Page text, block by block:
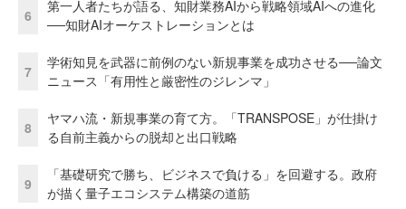
6
第一人者たちが語る、知財業務AIから戦略領域AIへの進化
──知財AIオーケストレーションとは
7
学術知見を武器に前例のない新規事業を成功させる──論文
ニュース「有用性と厳密性のジレンマ」
8
ヤマハ流・新規事業の育て方。「TRANSPOSE」が仕掛け
る自前主義からの脱却と出口戦略
9
「基礎研究で勝ち、ビジネスで負ける」を回避する。政府
が描く量子エコシステム構築の道筋